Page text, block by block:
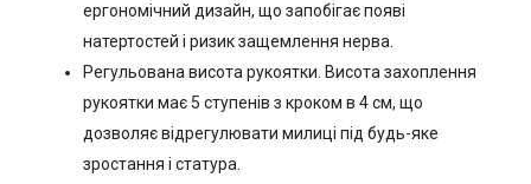
ергономічний дизайн, що запобігає появі
натертостей і ризик защемлення нерва.
Регульована висота рукоятки. Висота захоплення
рукоятки має 5 ступенів з кроком в 4 см, що
дозволяє відрегулювати милиці під будь-яке
зростання і статура.